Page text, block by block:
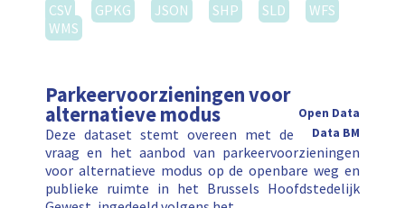
CSV
GPKG JSON SHP SLD
WFS
WMS
Parkeervoorzieningen voor
alternatieve modus
Open Data
Data BM
Deze dataset stemt overeen met de
vraag en het aanbod van parkeervoorzieningen
voor alternatieve modus op de openbare weg en
publieke ruimte in het Brussels Hoofdstedelijk